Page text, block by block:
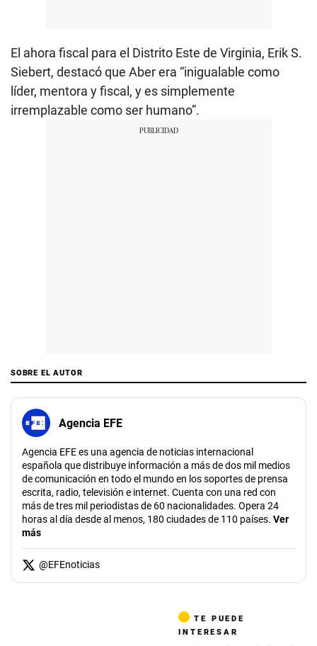
El ahora fiscal para el Distrito Este de Virginia, Erik S.
Siebert, destacó que Aber era “inigualable como
líder, mentora y fiscal, y es simplemente
irremplazable como ser humano”.
SOBRE EL AUTOR
Agencia EFE
Agencia EFE es una agencia de noticias internacional
española que distribuye información a más de dos mil medios
de comunicación en todo el mundo en los soportes de prensa
escrita, radio, televisión e internet. Cuenta con una red con
más de tres mil periodistas de 60 nacionalidades. Opera 24
horas al día desde al menos, 180 ciudades de 110 países. Ver
más
@EFEnoticias
TE PUEDE
INTERESAR